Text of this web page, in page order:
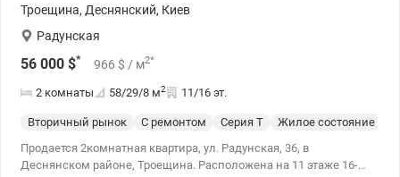
Троещина, Деснянский, Киев
Радунская
56 000 $* 966 $ / м2*
2 комнаты 58/29/8 м2 11/16 эт.
Вторичный рынок С ремонтом Серия Т
Жилое состояние
Продается 2комнатная квартира, ул. Радунская, 36, в
Деснянском районе, Троещина. Расположена на 11 этаже 16-